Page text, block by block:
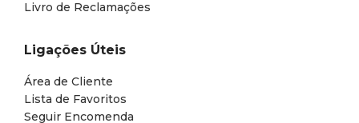
Livro de Reclamações
Ligações Úteis
Área de Cliente
Lista de Favoritos
Seguir Encomenda